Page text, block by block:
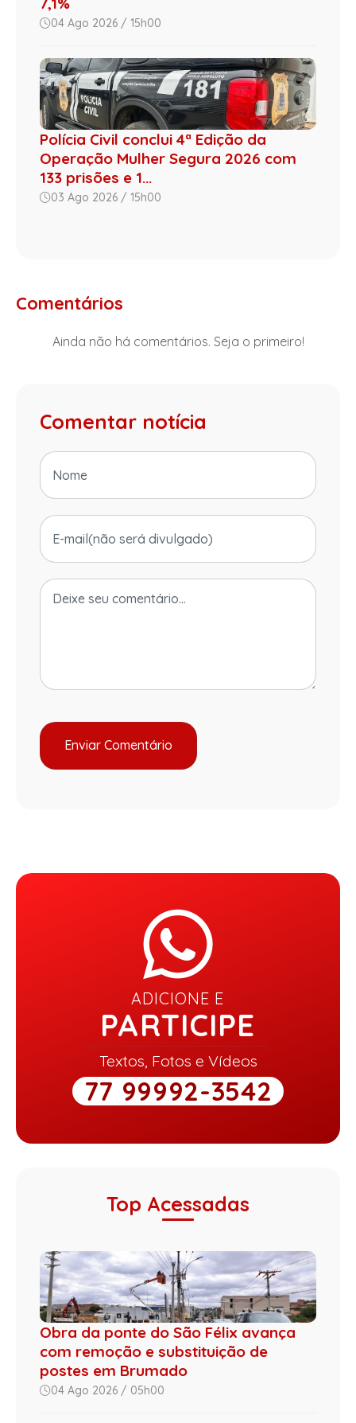
04 Ago 2026 / 15h00
Polícia Civil conclui 4ª Edição da
Operação Mulher Segura 2026 com
133 prisões e 1...
03 Ago 2026 / 15h00
Comentários
Ainda não há comentários. Seja o primeiro!
Comentar notícia
ADICIONE E
PARTICIPE
Textos, Fotos e Vídeos
77 99992-3542
Top Acessadas
Obra da ponte do São Félix avança
com remoção e substituição de
postes em Brumado
04 Ago 2026 / 05h00